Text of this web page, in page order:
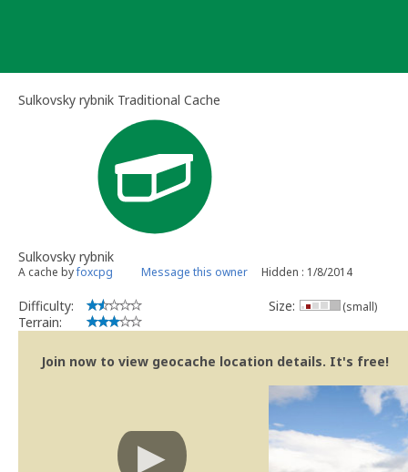
Sulkovsky rybnik Traditional Cache
Sulkovsky rybnik
A cache byfoxcpg Message this owner Hidden : 1/8/2014
Difficulty:
Terrain:
Size: (small)
Join now to view geocache location details. It's free!